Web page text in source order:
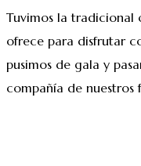
Tuvimos la tradicional
ofrece para disfrutar
pusimos de gala y
compañía de nuestros